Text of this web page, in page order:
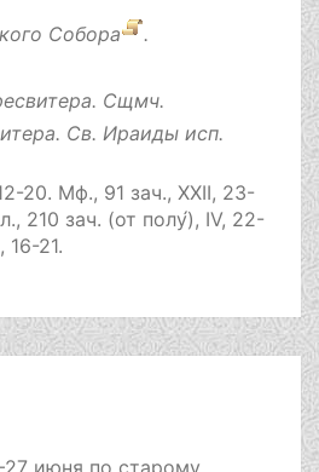
Собора .
Сщмч.
Св. Ираиды исп.
20. Мф., 91 зач., XXII, 23-
210 зач. (от полу́), IV, 22-
16-21.